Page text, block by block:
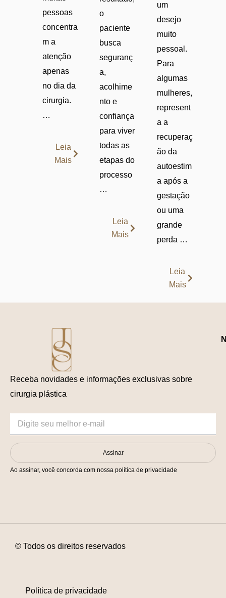
pessoas
concentra
m a
atenção
apenas
no dia da
cirurgia.
…
Leia
Mais
o
paciente
busca
seguranç
a,
acolhime
nto e
confiança
para viver
todas as
etapas do
processo
…
Leia
Mais
um
desejo
muito
pessoal.
Para
algumas
mulheres,
represent
a a
recuperaç
ão da
autoestim
a após a
gestação
ou uma
grande
perda …
Leia
Mais
Receba novidades e informações exclusivas sobre
cirurgia plástica
Assinar
Ao assinar, você concorda com nossa política de privacidade
© Todos os direitos reservados
Política de privacidade